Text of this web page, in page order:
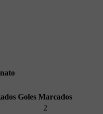
Goles Marcados
2